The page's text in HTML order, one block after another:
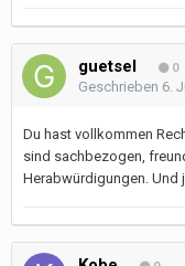
guetsel 0
Geschrieben 6.
Du hast vollkommen
sind sachbezogen,
Herabwürdigungen. Und